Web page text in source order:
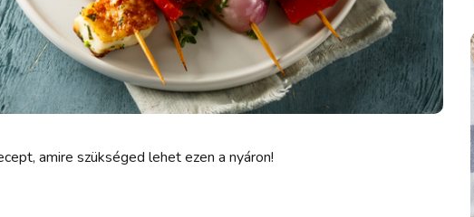
amire szükséged lehet ezen a nyáron!